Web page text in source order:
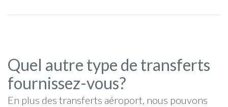
Quel autre type de transferts
fournissez-vous?
En plus des transferts aéroport, nous pouvons